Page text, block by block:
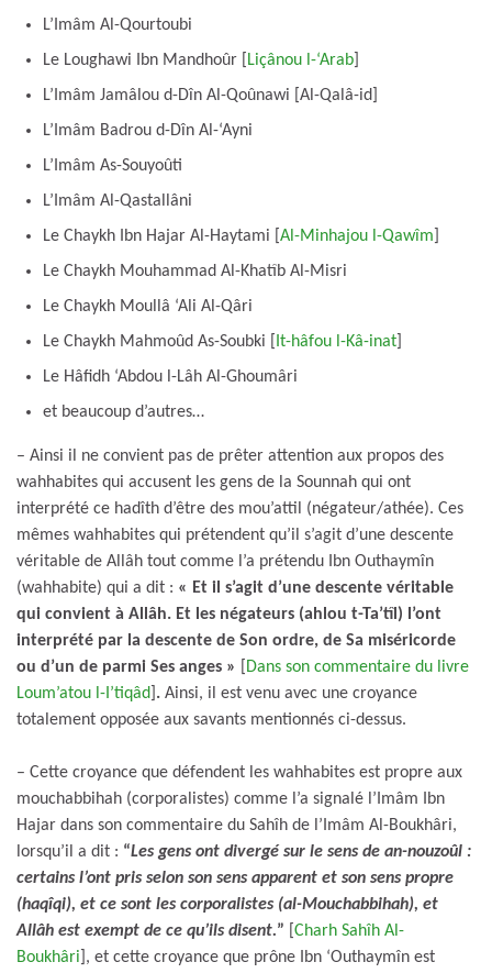
L’Imâm Al-Qourtoubi
Le Loughawi Ibn Mandhoûr [
Liçânou l-‘Arab
L’Imâm Jamâlou d-Dîn Al-Qoûnawi [Al-Qalâ-id]
L’Imâm Badrou d-Dîn Al-‘Ayni
L’Imâm As-Souyoûti
L’Imâm Al-Qastallâni
Le Chaykh Ibn Hajar Al-Haytami [ Al-Minhajou l-Qawîm
Le Chaykh Mouhammad Al-Khatîb Al-Misri
Le Chaykh Moullâ ‘Ali Al-Qâri
Le Chaykh Mahmoûd As-Soubki [
It-hâfou l-Kâ-inat
Le Hâfidh ‘Abdou l-Lâh Al-Ghoumâri
et beaucoup d’autres…
– Ainsi il ne convient pas de prêter attention aux propos des
wahhabites qui accusent les gens de la Sounnah qui ont
interprété ce hadîth d’être des mou’attil (négateur/athée). Ces
mêmes wahhabites qui prétendent qu’il s’agit d’une descente
véritable de Allâh tout comme l’a prétendu Ibn Outhaymîn
(wahhabite) qui a dit : « Et il s’agit d’une descente véritable
qui convient à Allâh. Et les négateurs (ahlou t-Ta’tîl) l’ont
interprété par la descente de Son ordre, de Sa miséricorde
ou d’un de parmi Ses anges »
Dans son commentaire du livre
Loum’atou l-I’tiqâd . Ainsi, il est venu avec une croyance
totalement opposée aux savants mentionnés ci-dessus.
– Cette croyance que défendent les wahhabites est propre aux
mouchabbihah (corporalistes) comme l’a signalé l’Imâm Ibn
Hajar dans son commentaire du Sahîh de l’Imâm Al-Boukhâri,
lorsqu’il a dit : “Les gens ont divergé sur le sens de an-nouzoûl :
certains l’ont pris selon son sens apparent et son sens propre
(haqîqi), et ce sont les corporalistes (al-Mouchabbihah), et
Allâh est exempt de ce qu’ils disent.”
Charh Sahîh Al-
Boukhâri ], et cette croyance que prône Ibn ‘Outhaymîn est